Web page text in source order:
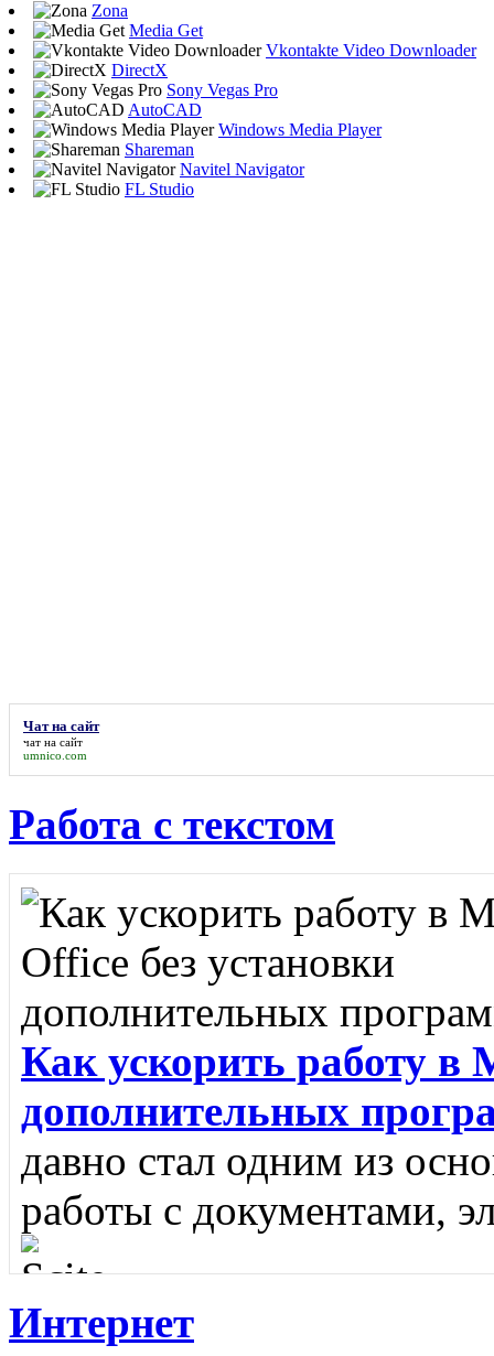
Zona
Media Get
Vkontakte Video Downloader
DirectX
Sony Vegas Pro
AutoCAD
Windows Media Player
Shareman
Navitel Navigator
FL Studio
Чат на сайт
чат на сайт
umnico.com
Работа с текстом
Как ускорить работу в
дополнительных
давно стал одним из
работы с документами,
SciteSciTE - это
Интернет